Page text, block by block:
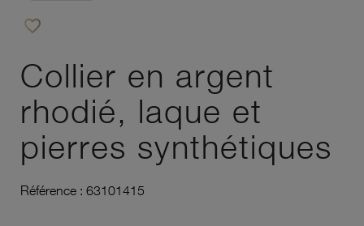
favorite_border
Collier en argent
rhodié, laque et
pierres synthétiques
Référence : 63101415